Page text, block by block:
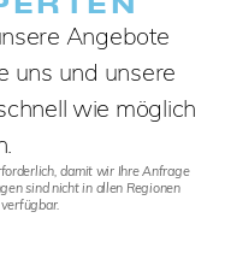
Angebote
uns und unsere
wie möglich
damit wir Ihre Anfrage
sind nicht in allen Regionen